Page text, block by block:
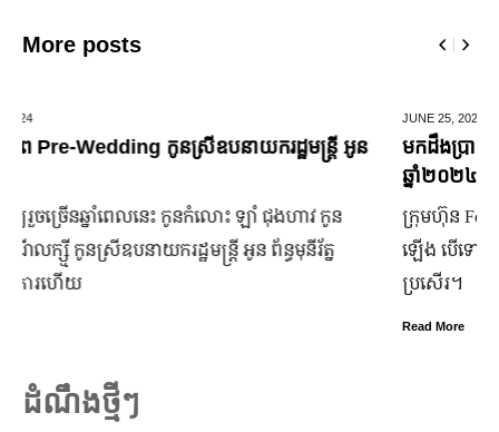
More posts
JUNE 25,
មកដឹងប្រាក់ចំណេញសុទ្ធរបស់ក្រុមហ៊ុន Ford ពីឆ្នាំ២០១០ ដល់
ក្រុមហ៊ុន Ford Motor ទទួលប្រាក់ចំណេញសរុបប្រចាំឆ្នាំមានការកើន
ឡើង បើទោះបីវិបត្តិសេដ្ឋកិច្ចពិភពលោកមិនទាន់មានស្ថានភាពល្អ
ប្រសើរ។
ដំណឹងថ្មីៗ